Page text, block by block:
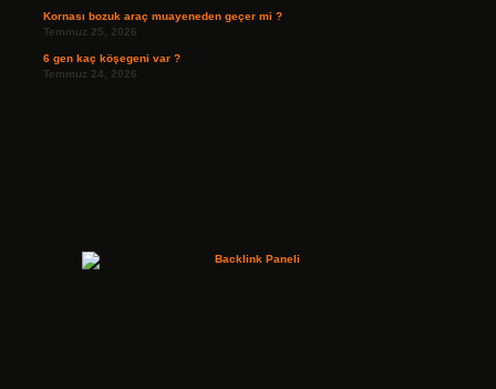
Kornası bozuk araç muayeneden geçer mi ?
Temmuz 25, 2026
6 gen kaç köşegeni var ?
Temmuz 24, 2026